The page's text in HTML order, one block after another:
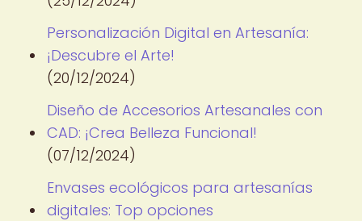
Personalización Digital en Artesanía:
¡Descubre el Arte!
(20/12/2024)
Diseño de Accesorios Artesanales con
CAD: ¡Crea Belleza Funcional!
(07/12/2024)
Envases ecológicos para artesanías
digitales: Top opciones